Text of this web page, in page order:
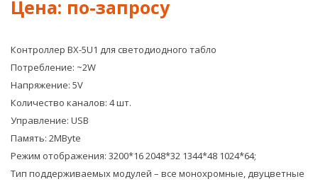
Контроллер BX-5U1 для светодиодного табло
Потребление: ~2W
Напряжение: 5V
Количество каналов: 4 шт.
Управление: USB
Память: 2MByte
Режим отображения: 3200*16 2048*32 1344*48 1024*64;
Тип поддерживаемых модулей – все монохромные, двуцветные